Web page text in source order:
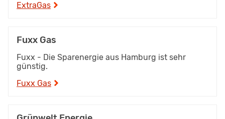
ExtraGas
Fuxx Gas
Fuxx - Die Sparenergie aus Hamburg ist sehr
günstig.
Fuxx Gas